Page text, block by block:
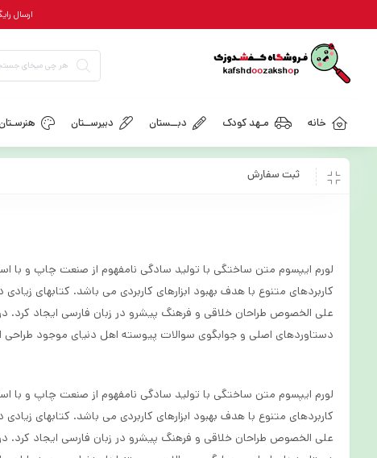
ارسال رایگان = برای سبد
خانه مـهد کودک دبــستان دبیرســتان
ثبت سفارش
لورم ایپسوم متن ساختگی با تولید سادگی نامفهوم از صنعت چاپ و با
کاربردهای متنوع با هدف بهبود ابزارهای کاربردی می باشد. کتابهای
علی الخصوص طراحان خلاقی و فرهنگ پیشرو در زبان فارسی ایجاد کرد.
دستاوردهای اصلی و جوابگوی سوالات پیوسته اهل دنیای موجود طراحی
لورم ایپسوم متن ساختگی با تولید سادگی نامفهوم از صنعت چاپ و با
کاربردهای متنوع با هدف بهبود ابزارهای کاربردی می باشد. کتابهای
علی الخصوص طراحان خلاقی و فرهنگ پیشرو در زبان فارسی ایجاد کرد.